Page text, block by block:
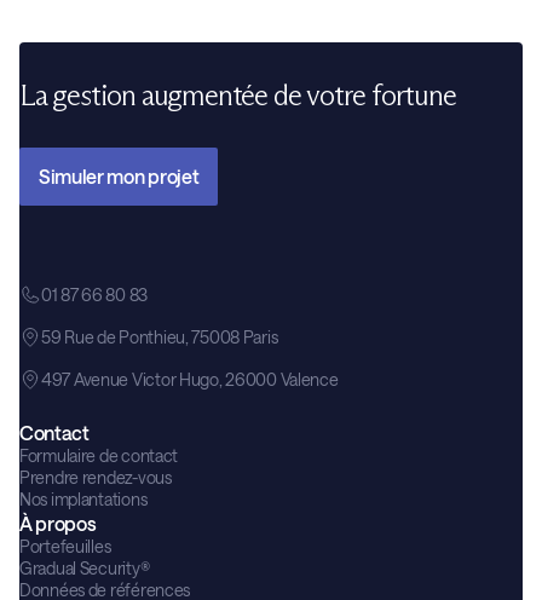
La gestion augmentée de votre fortune
Simuler mon projet
01 87 66 80 83
59 Rue de Ponthieu, 75008 Paris
497 Avenue Victor Hugo, 26000 Valence
Contact
Formulaire de contact
Prendre rendez-vous
Nos implantations
À propos
Portefeuilles
Gradual Security®
Données de références